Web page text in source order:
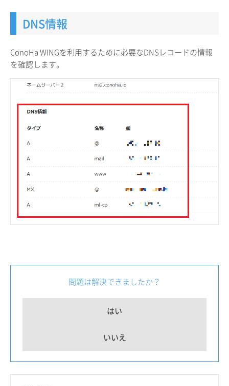
DNS情報
ConoHa WINGを利用するために必要なDNSレコードの情報
を確認します。
問題は解決できましたか？
はい
いいえ